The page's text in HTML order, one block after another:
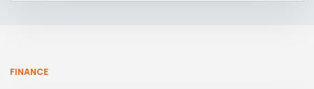
FINANCE